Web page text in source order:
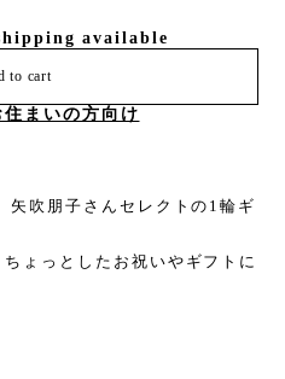
available
to cart
住まいの方向け
矢吹朋子さんセレクトの1輪ギ
ょっとしたお祝いやギフトに